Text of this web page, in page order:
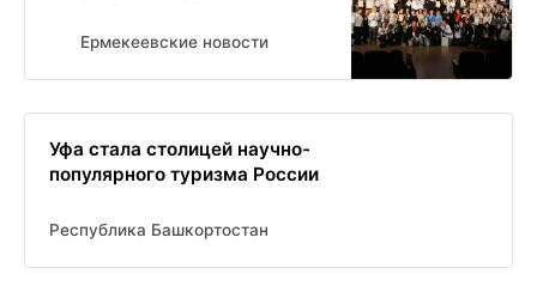
Ермекеевские новости
Уфа стала столицей научно-
популярного туризма России
Республика Башкортостан